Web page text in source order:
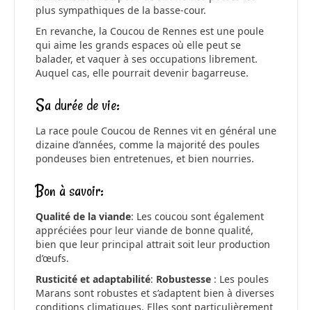
plus sympathiques de la basse-cour.
En revanche, la Coucou de Rennes est une poule
qui aime les grands espaces où elle peut se
balader, et vaquer à ses occupations librement.
Auquel cas, elle pourrait devenir bagarreuse.
Sa durée de vie:
La race poule Coucou de Rennes vit en général une
dizaine d’années, comme la majorité des poules
pondeuses bien entretenues, et bien nourries.
Bon à savoir:
Qualité de la viande: Les coucou sont également
appréciées pour leur viande de bonne qualité,
bien que leur principal attrait soit leur production
d’œufs.
Rusticité et adaptabilité: Robustesse : Les poules
Marans sont robustes et s’adaptent bien à diverses
conditions climatiques. Elles sont particulièrement